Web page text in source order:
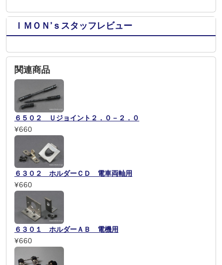
ＩＭＯＮ’ｓスタッフレビュー
関連商品
６５０２ Ｕジョイント２．０－２．０
¥660
６３０２ ホルダーＣＤ 電車両軸用
¥660
６３０１ ホルダーＡＢ 電機用
¥660